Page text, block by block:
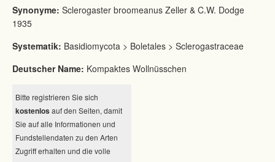
Synonyme: Sclerogaster broomeanus Zeller & C.W. Dodge
1935
Systematik: Basidiomycota > Boletales > Sclerogastraceae
Deutscher Name: Kompaktes Wollnüsschen
Bitte registrieren Sie sich
kostenlos auf den Seiten, damit
Sie auf alle Informationen und
Fundstellendaten zu den Arten
Zugriff erhalten und die volle